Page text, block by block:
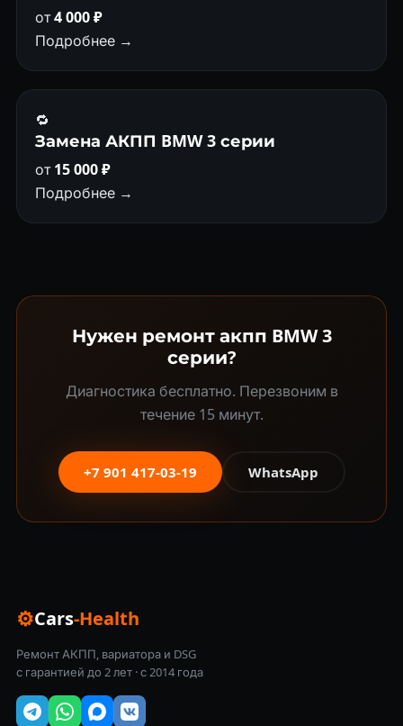
от4 000 ₽
Подробнее →
🔁
Замена АКПП BMW 3 серии
от15 000 ₽
Подробнее →
Нужен ремонт акпп BMW 3
серии?
Диагностика бесплатно. Перезвоним в
течение 15 минут.
+7 901 417-03-19 WhatsApp
⚙Cars-Health
Ремонт АКПП, вариатора и DSG
с гарантией до 2 лет · с 2014 года